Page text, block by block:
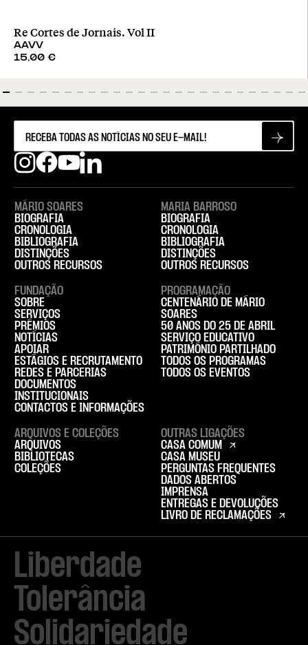
Re Cortes de Jornais. Vol II
AAVV
15,00 €
Liberdade
Tolerância
Solidariedade
MÁRIO SOARES
BIOGRAFIA
CRONOLOGIA
BIBLIOGRAFIA
DISTINÇÕES
OUTROS RECURSOS
MARIA BARROSO
BIOGRAFIA
CRONOLOGIA
BIBLIOGRAFIA
DISTINÇÕES
OUTROS RECURSOS
FUNDAÇÃO
SOBRE
SERVIÇOS
PRÉMIOS
NOTÍCIAS
APOIAR
ESTÁGIOS E RECRUTAMENTO
REDES E PARCERIAS
DOCUMENTOS
INSTITUCIONAIS
CONTACTOS E INFORMAÇÕES
PROGRAMAÇÃO
CENTENÁRIO DE MÁRIO
SOARES
50 ANOS DO 25 DE ABRIL
SERVIÇO EDUCATIVO
PATRIMÓNIO PARTILHADO
TODOS OS PROGRAMAS
TODOS OS EVENTOS
ARQUIVOS E COLEÇÕES
ARQUIVOS
BIBLIOTECAS
COLEÇÕES
OUTRAS LIGAÇÕES
CASA COMUM
CASA MUSEU
PERGUNTAS FREQUENTES
DADOS ABERTOS
IMPRENSA
ENTREGAS E DEVOLUÇÕES
LIVRO DE RECLAMAÇÕES